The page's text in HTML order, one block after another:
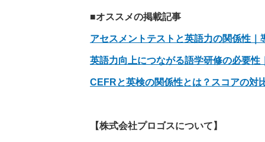
■オススメの掲載記事
アセスメントテストと英語力の関係性
英語力向上につながる語学研修の必要
CEFRと英検の関係性とは？スコアの対
【株式会社プロゴスについて】